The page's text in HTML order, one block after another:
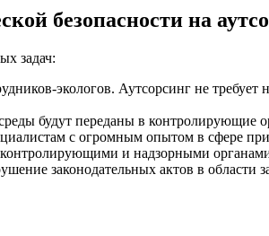
безопасности на
задач:
экологов. Аутсорсинг не
будут переданы в контролирующие
с огромным опытом в сфере
и надзорными
законодательных актов в области